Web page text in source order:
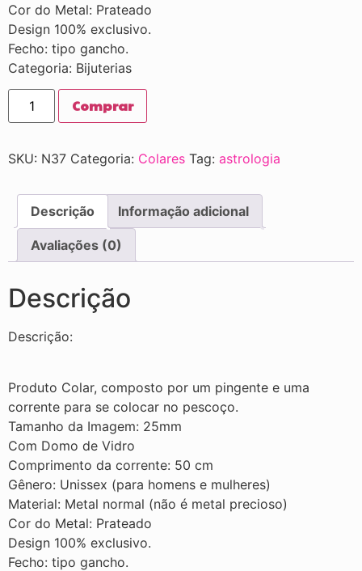
Cor do Metal: Prateado
Design 100% exclusivo.
Fecho: tipo gancho.
Categoria: Bijuterias
Comprar
SKU: N37 Categoria: Colares Tag: astrologia
Descrição Informação adicional
Avaliações (0)
Descrição
Descrição:
Produto Colar, composto por um pingente e uma
corrente para se colocar no pescoço.
Tamanho da Imagem: 25mm
Com Domo de Vidro
Comprimento da corrente: 50 cm
Gênero: Unissex (para homens e mulheres)
Material: Metal normal (não é metal precioso)
Cor do Metal: Prateado
Design 100% exclusivo.
Fecho: tipo gancho.